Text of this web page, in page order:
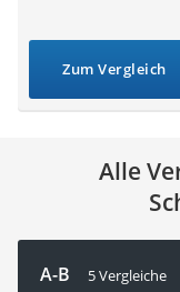
Zum Vergleich
Alle
A-B 5 Vergleiche